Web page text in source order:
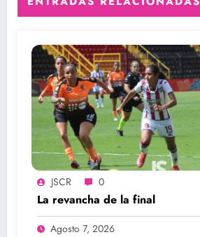
JSCR 0
La revancha de la final
Agosto 7, 2026